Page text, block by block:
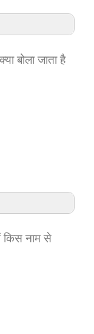
बोला जाता है
किस नाम से